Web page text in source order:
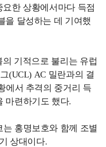
요한 상황에서마다 득점
을 달성하는 데 기여했
기적으로 불리는 유럽
(UCL) AC 밀란과의 결
에서 추격의 중거리 득
마련하기도 했다.
홍명보호와 함께 조별
상대이다.